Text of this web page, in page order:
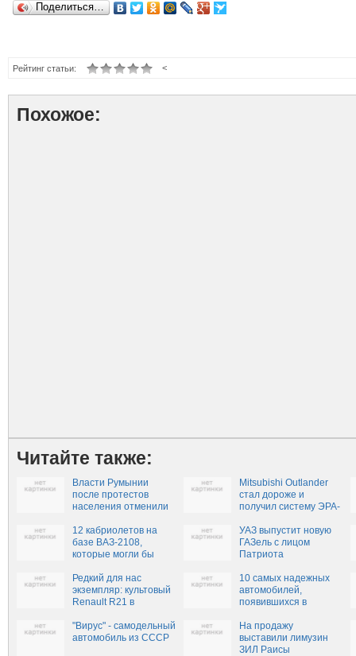
Поделиться…
<
Рейтинг статьи:
Похожое:
Читайте также:
Власти Румынии
после протестов
населения отменили
Mitsubishi Outlander
стал дороже и
получил систему ЭРА-
12 кабриолетов на
базе ВАЗ-2108,
которые могли бы
России
УАЗ выпустит новую
ГАЗель с лицом
Патриота
Редкий для нас
экземпляр: культовый
Renault R21 в
10 самых надежных
автомобилей,
появившихся в
"Вирус" - самодельный
автомобиль из СССР
На продажу
выставили лимузин
ЗИЛ Раисы